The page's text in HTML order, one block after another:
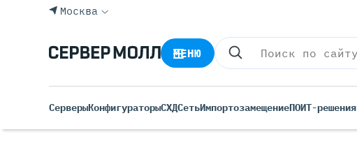
Москва
МЕНЮ
СерверыКонфигураторыСХДСетьИмпортозамещениеПОИТ-решения